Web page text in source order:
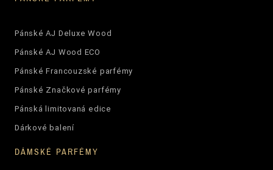
Pánské AJ Deluxe Wood
Pánské AJ Wood ECO
Pánské Francouzské parfémy
Pánské Značkové parfémy
Pánská limitovaná edice
Dárkové balení
DÁMSKÉ PARFÉMY